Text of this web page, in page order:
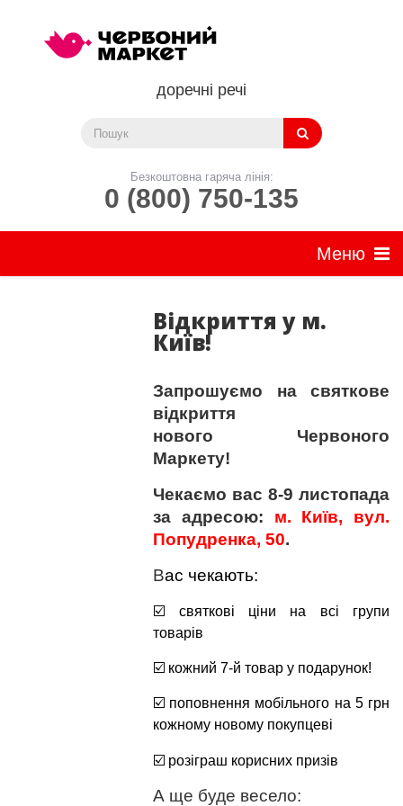
доречні речі
Безкоштовна гаряча лінія:
0 (800) 750-135
Відкриття у м.
Київ!
Запрошуємо на святкове
відкриття
нового Червоного
Маркету!
Чекаємо вас 8-9 листопада
за адресою: м. Київ, вул.
Попудренка, 50.
Вас чекають:
☑️ святкові ціни на всі групи
товарів
☑️ кожний 7-й товар у подарунок!
☑️ поповнення мобільного на 5 грн
кожному новому покупцеві
☑️ розіграш корисних призів
А ще буде весело: